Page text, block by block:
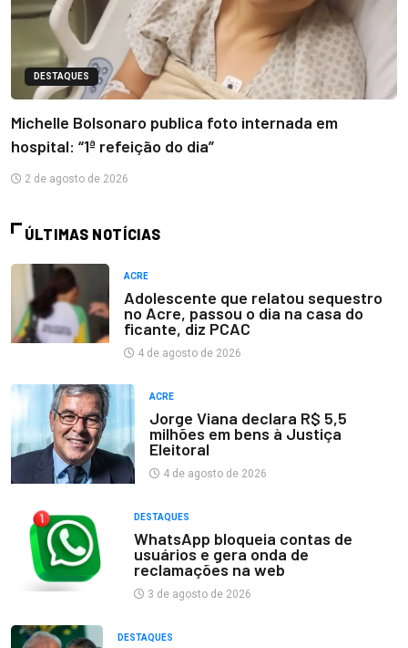
DESTAQUES
Michelle Bolsonaro publica foto internada em
hospital: “1ª refeição do dia”
2 de agosto de 2026
ÚLTIMAS NOTÍCIAS
ACRE
Adolescente que relatou sequestro
no Acre, passou o dia na casa do
ficante, diz PCAC
4 de agosto de 2026
ACRE
Jorge Viana declara R$ 5,5
milhões em bens à Justiça
Eleitoral
4 de agosto de 2026
DESTAQUES
WhatsApp bloqueia contas de
usuários e gera onda de
reclamações na web
3 de agosto de 2026
DESTAQUES